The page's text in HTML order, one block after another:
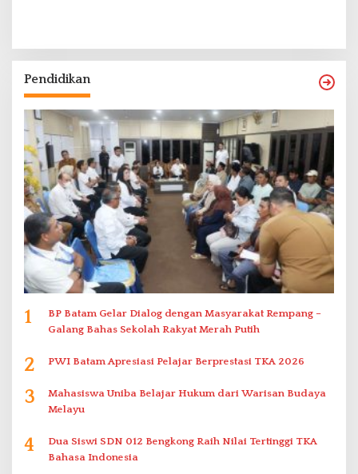
Pendidikan
1
BP Batam Gelar Dialog dengan Masyarakat Rempang –
Galang Bahas Sekolah Rakyat Merah Putih
2 PWI Batam Apresiasi Pelajar Berprestasi TKA 2026
3
Mahasiswa Uniba Belajar Hukum dari Warisan Budaya
Melayu
4
Dua Siswi SDN 012 Bengkong Raih Nilai Tertinggi TKA
Bahasa Indonesia